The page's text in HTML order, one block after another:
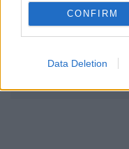
CONFIRM
Data Deletion